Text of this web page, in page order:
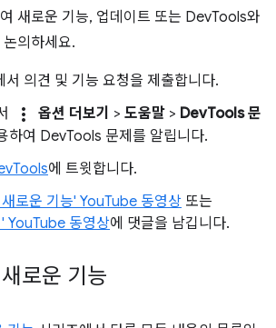
새로운 기능, 업데이트 또는 DevTools와
의하세요.
서 의견 및 기능 요청을 제출합니다.
more_vert 옵션 더보기 > 도움말 > DevTools 문
하여 DevTools 문제를 알립니다.
에 트윗합니다.
로운 기능' YouTube 동영상 또는
YouTube 동영상에 댓글을 남깁니다.
로운 기능